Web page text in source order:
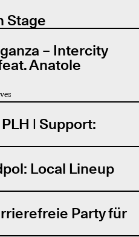
Stage
– Intercity
Anatole
| Support:
Local Lineup
Party für